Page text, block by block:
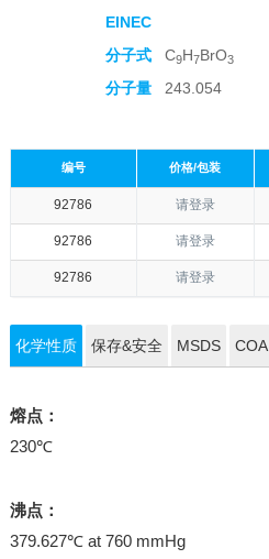
EINEC
分子式
C9H7BrO3
分子量 243.054
编号 价格/包装
92786 请登录
92786 请登录
92786 请登录
化学性质 保存&安全 MSDS COA
熔点：
230℃
沸点：
379.627℃ at 760 mmHg